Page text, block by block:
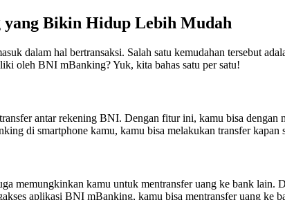
Bikin Hidup Lebih Mudah
dalam hal bertransaksi. Salah satu kemudahan tersebut
oleh BNI mBanking? Yuk, kita bahas satu per satu!
antar rekening BNI. Dengan fitur ini, kamu bisa dengan
di smartphone kamu, kamu bisa melakukan transfer kapan
memungkinkan kamu untuk mentransfer uang ke bank lain.
aplikasi BNI mBanking, kamu bisa mentransfer uang ke